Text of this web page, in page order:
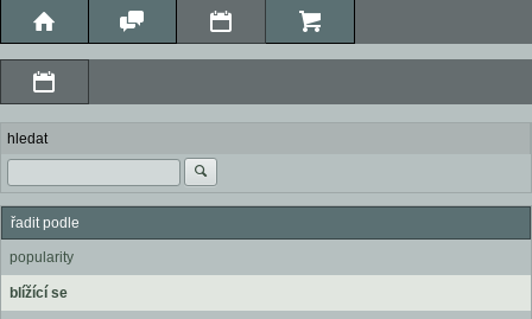
hledat
řadit podle
popularity
blížící se